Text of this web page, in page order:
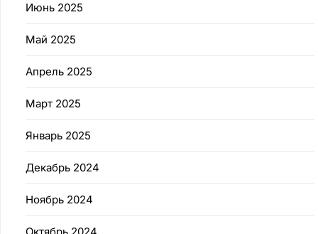
Июнь 2025
Май 2025
Апрель 2025
Март 2025
Январь 2025
Декабрь 2024
Ноябрь 2024